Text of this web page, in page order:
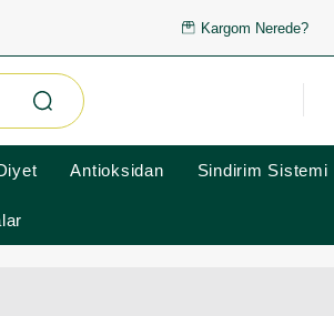
Kargom Nerede?
Antioksidan Sindirim Sistemi